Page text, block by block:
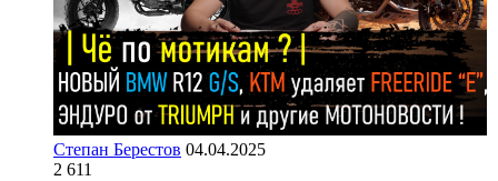
Степан Берестов 04.04.2025
2 611